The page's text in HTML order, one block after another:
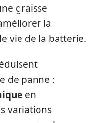
graisse
la
vie de la batterie.
de panne :
en
variations